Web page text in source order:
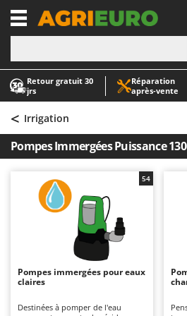
Retour gratuit 30
jrs
Réparation
après‑vente
-1
A
Abris de jardin
Accessoires pour tracteurs
Aérateurs Scarificateurs
Arracheuses de pommes de
Aspirateurs - Balais Électriques
Aspirateurs à cendres
Aspirateurs à feuilles sur
Aspirateurs de piscine
Aspirateurs Multifonctions
Atomiseurs agricoles pour
Atomiseurs pour
A
AgriEuro Premium
AgriEuro TOP-LINE
AGT
Aima
Airmec
ALA 2000
Alpina
Ama
< Irrigation
Pompes Immergées Puissance
Pompes immergées pour eaux
claires
Destinées à pomper de l'eau
54